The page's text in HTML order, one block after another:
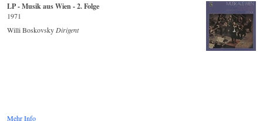
LP - Musik aus Wien - 2. Folge
1971
Willi Boskovsky Dirigent
Mehr Info